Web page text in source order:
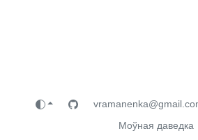
Моўная даведка